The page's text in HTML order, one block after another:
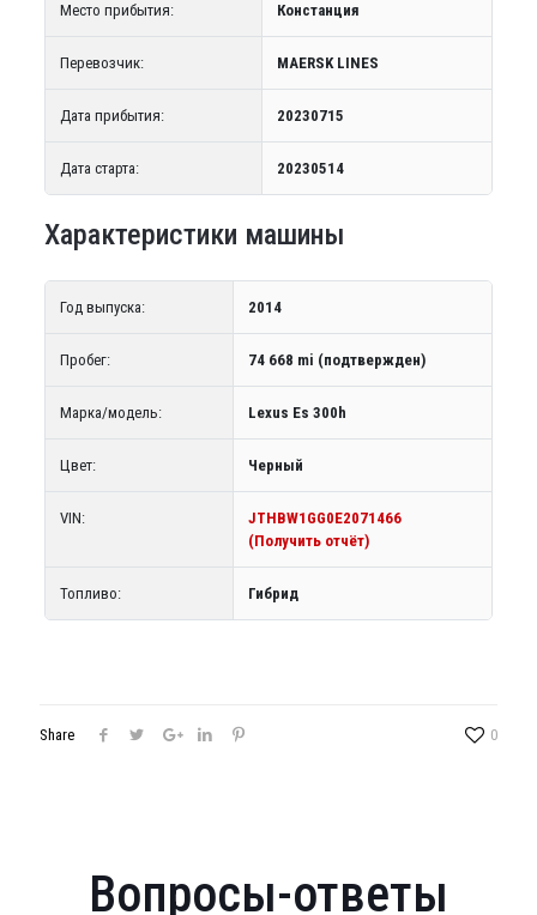
Место прибытия: Констанция
Перевозчик: MAERSK LINES
Дата прибытия: 20230715
Дата старта: 20230514
Характеристики машины
Год выпуска: 2014
Пробег: 74 668 mi (подтвержден)
Марка/модель: Lexus Es 300h
Цвет: Черный
VIN:
JTHBW1GG0E2071466
(Получить отчёт)
Топливо: Гибрид
Share 0
Вопросы-ответы